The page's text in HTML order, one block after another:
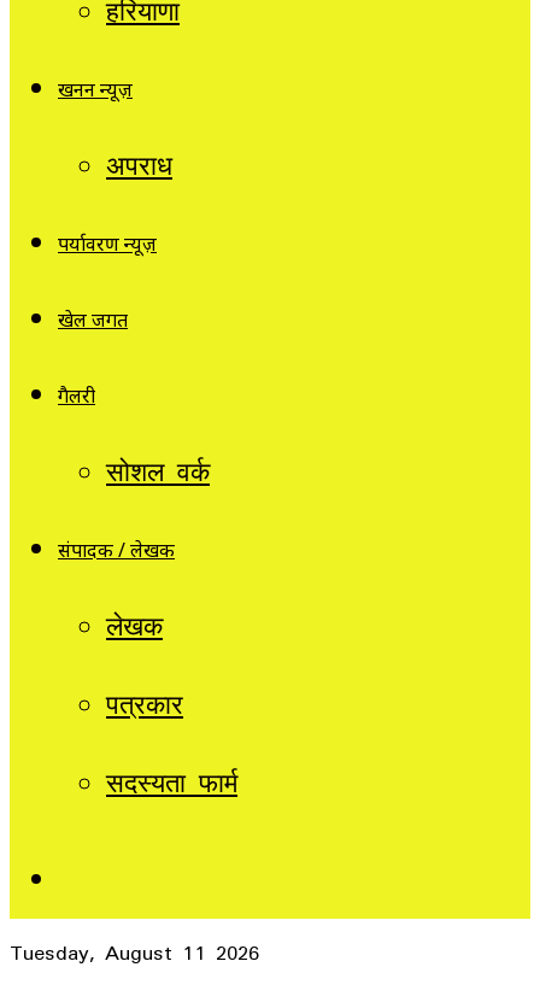
खनन न्यूज़
अपराध
पर्यावरण न्यूज़
खेल जगत
गैलरी
सोशल वर्क
संपादक / लेखक
लेखक
पत्रकार
सदस्यता फार्म
Tuesday, August 11 2026